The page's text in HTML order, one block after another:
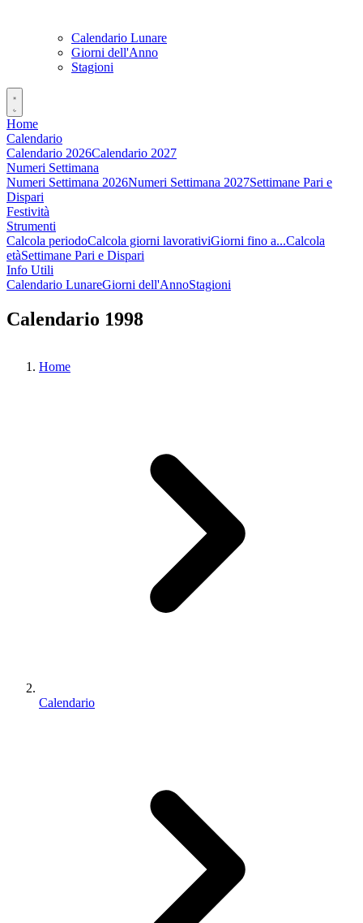
Calendario Lunare
Giorni dell'Anno
Stagioni
Home
Calendario
Calendario 2026Calendario 2027
Numeri Settimana
Numeri Settimana 2026Numeri Settimana 2027Settimane Pari e
Dispari
Festività
Strumenti
Calcola periodoCalcola giorni lavorativiGiorni fino a...Calcola
etàSettimane Pari e Dispari
Info Utili
Calendario LunareGiorni dell'AnnoStagioni
Calendario 1998
Home
Calendario